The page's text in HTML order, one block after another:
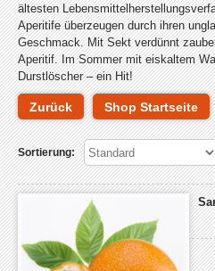
einzublenden.
Bitte
beachten
Sie,
dass
über
diese
Funktionen
benutzerbezogene
Daten
an
Dritte
übertragen
werden
können.
einzublenden.
Bitte
beachten
Sie,
dass
über
diese
Funktionen
benutzerbezogene
Daten
an
Dritte
übertragen
werden
können.
einzublenden.
Bitte
beachten
Sie,
dass
über
diese
Funktionen
benutzerbezogene
Daten
an
Dritte
übertragen
werden
können.
ältesten
Aperitife überzeugen durch ihren
Geschmack. Mit Sekt verdünnt
Aperitif. Im Sommer mit eiskaltem
Durstlöscher – ein Hit!
Zurück Shop Startseite
Sortierung: